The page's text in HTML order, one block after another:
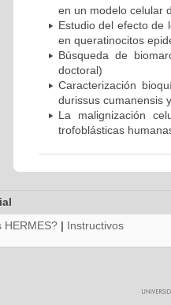
en un modelo celular
Estudio del efecto de
en queratinocitos
Búsqueda de
doctoral)
Caracterización
durissus cumanensis
La malignización
trofoblásticas
HERMES? | Instructivos